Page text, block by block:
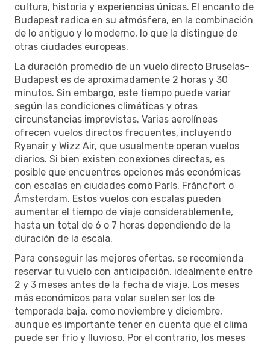
cultura, historia y experiencias únicas. El encanto de
Budapest radica en su atmósfera, en la combinación
de lo antiguo y lo moderno, lo que la distingue de
otras ciudades europeas.
La duración promedio de un vuelo directo Bruselas-
Budapest es de aproximadamente 2 horas y 30
minutos. Sin embargo, este tiempo puede variar
según las condiciones climáticas y otras
circunstancias imprevistas. Varias aerolíneas
ofrecen vuelos directos frecuentes, incluyendo
Ryanair y Wizz Air, que usualmente operan vuelos
diarios. Si bien existen conexiones directas, es
posible que encuentres opciones más económicas
con escalas en ciudades como París, Fráncfort o
Ámsterdam. Estos vuelos con escalas pueden
aumentar el tiempo de viaje considerablemente,
hasta un total de 6 o 7 horas dependiendo de la
duración de la escala.
Para conseguir las mejores ofertas, se recomienda
reservar tu vuelo con anticipación, idealmente entre
2 y 3 meses antes de la fecha de viaje. Los meses
más económicos para volar suelen ser los de
temporada baja, como noviembre y diciembre,
aunque es importante tener en cuenta que el clima
puede ser frío y lluvioso. Por el contrario, los meses